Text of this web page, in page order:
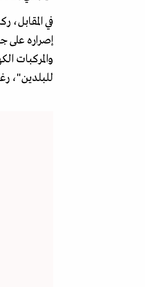
في المقابل،
إصراره على
والمركبات
للبلدين"،